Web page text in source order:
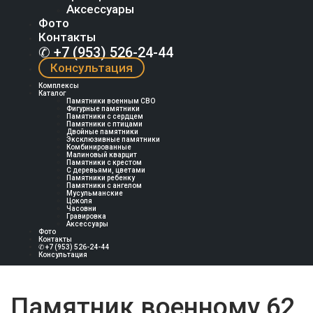
Аксессуары
Фото
Контакты
✆ +7 (953) 526-24-44
Консультация
Комплексы
Каталог
Памятники военным СВО
Фигурные памятники
Памятники с сердцем
Памятники с птицами
Двойные памятники
Эксклюзивные памятники
Комбинированные
Малиновый кварцит
Памятники с крестом
С деревьями, цветами
Памятники ребенку
Памятники с ангелом
Мусульманские
Цоколя
Часовни
Гравировка
Аксессуары
Фото
Контакты
✆ +7 (953) 526-24-44
Консультация